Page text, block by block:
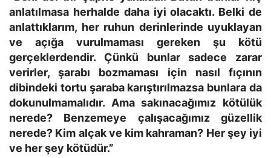
anlatılmasa herhalde daha iyi olacaktı. Belki de
anlattıklarım, her ruhun derinlerinde uyuklayan
ve açığa vurulmaması gereken şu kötü
gerçeklerdendir. Çünkü bunlar sadece zarar
verirler, şarabı bozmaması için nasıl fıçının
dibindeki tortu şaraba karıştırılmazsa bunlara da
dokunulmamalıdır. Ama sakınacağımız kötülük
nerede? Benzemeye çalışacağımız güzellik
nerede? Kim alçak ve kim kahraman? Her şey iyi
ve her şey kötüdür.”